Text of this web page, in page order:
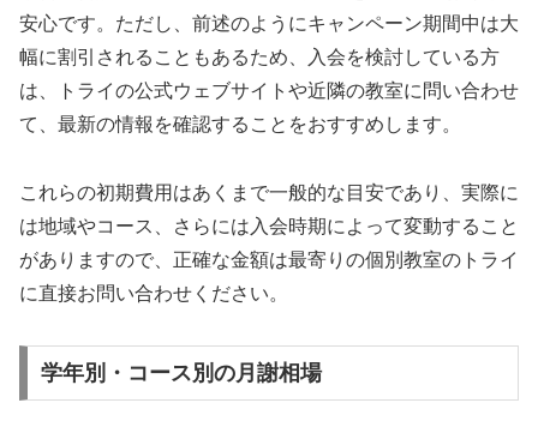
安心です。ただし、前述のようにキャンペーン期間中は大
幅に割引されることもあるため、入会を検討している方
は、トライの公式ウェブサイトや近隣の教室に問い合わせ
て、最新の情報を確認することをおすすめします。
これらの初期費用はあくまで一般的な目安であり、実際に
は地域やコース、さらには入会時期によって変動すること
がありますので、正確な金額は最寄りの個別教室のトライ
に直接お問い合わせください。
学年別・コース別の月謝相場